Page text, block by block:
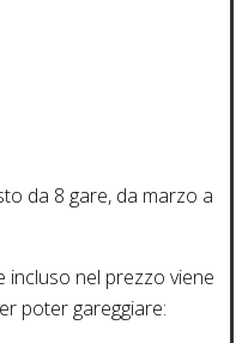
da 8 gare, da marzo a
incluso nel prezzo viene
poter gareggiare: